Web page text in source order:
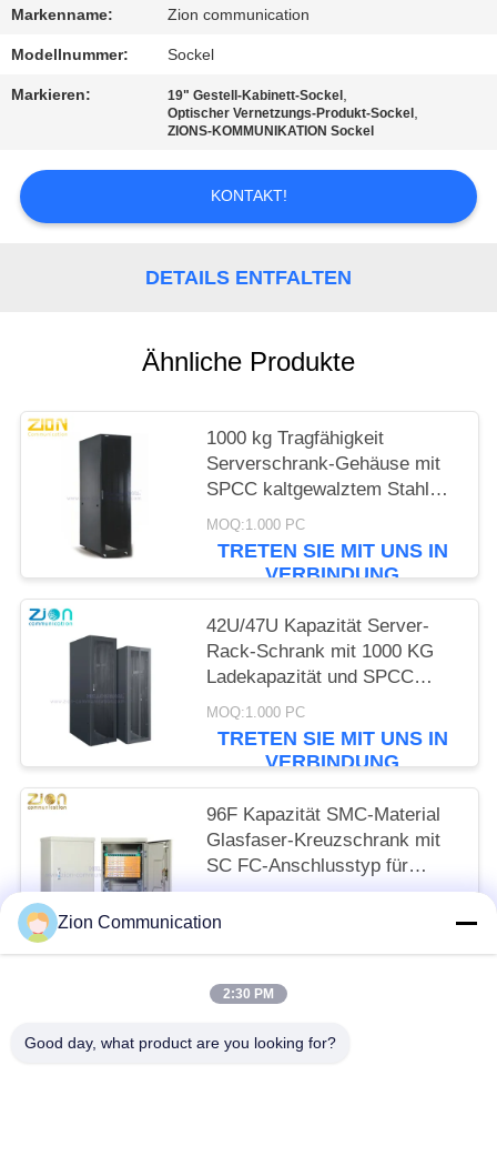
SIE EIN
ZITAT
PRIVACY
POLICY
Markenname: Zion communication
Modellnummer: Sockel
Markieren: 19" Gestell-Kabinett-Sockel ,
Optischer Vernetzungs-Produkt-Sockel ,
ZIONS-KOMMUNIKATION Sockel
KONTAKT!
DETAILS ENTFALTEN
Ähnliche Produkte
1000 kg Tragfähigkeit
Serverschrank-Gehäuse mit
SPCC kaltgewalztem Stahl
und hochdicht belüfteten
Türen für Rechenzentren
MOQ:1.000 PC
TRETEN SIE MIT UNS IN
VERBINDUNG
42U/47U Kapazität Server-
Rack-Schrank mit 1000 KG
Ladekapazität und SPCC
kaltgewalzte
Stahlkonstruktion
MOQ:1.000 PC
TRETEN SIE MIT UNS IN
VERBINDUNG
96F Kapazität SMC-Material
Glasfaser-Kreuzschrank mit
SC FC-Anschlusstyp für
FTTH
TRETEN SIE MIT UNS IN
VERBINDUNG
Zion Communication
2:30 PM
Good day, what product are you looking for?